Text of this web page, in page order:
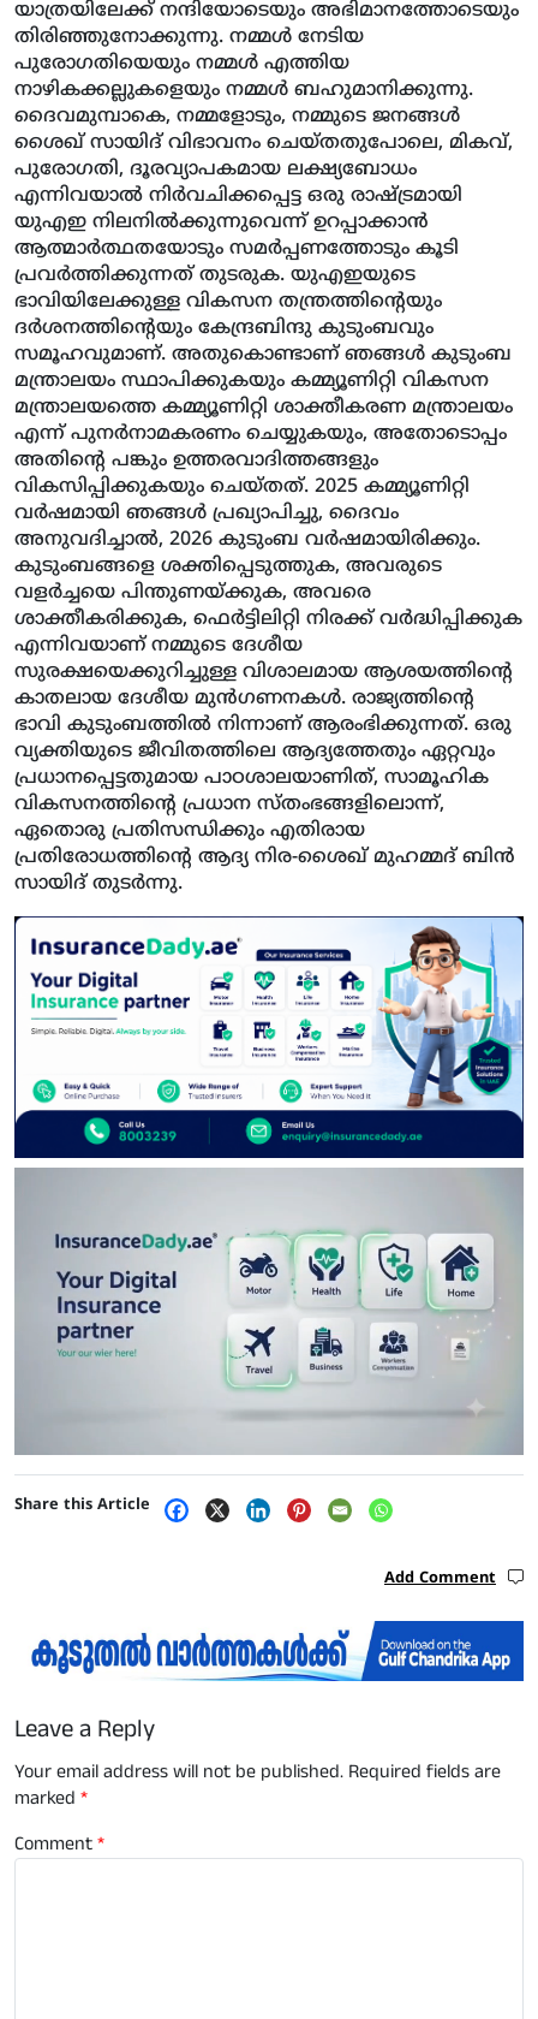
യാത്രയിലേക്ക് നന്ദിയോടെയും അഭിമാനത്തോടെയും
തിരിഞ്ഞുനോക്കുന്നു. നമ്മള്‍ നേടിയ
പുരോഗതിയെയും നമ്മള്‍ എത്തിയ
നാഴികക്കല്ലുകളെയും നമ്മള്‍ ബഹുമാനിക്കുന്നു.
ദൈവമുമ്പാകെ, നമ്മളോടും, നമ്മുടെ ജനങ്ങള്‍
ശൈഖ് സായിദ് വിഭാവനം ചെയ്തതുപോലെ, മികവ്,
പുരോഗതി, ദൂരവ്യാപകമായ ലക്ഷ്യബോധം
എന്നിവയാല്‍ നിര്‍വചിക്കപ്പെട്ട ഒരു രാഷ്ട്രമായി
യുഎഇ നിലനില്‍ക്കുന്നുവെന്ന് ഉറപ്പാക്കാന്‍
ആത്മാര്‍ത്ഥതയോടും സമര്‍പ്പണത്തോടും കൂടി
പ്രവര്‍ത്തിക്കുന്നത് തുടരുക. യുഎഇയുടെ
ഭാവിയിലേക്കുള്ള വികസന തന്ത്രത്തിന്റെയും
ദര്‍ശനത്തിന്റെയും കേന്ദ്രബിന്ദു കുടുംബവും
സമൂഹവുമാണ്. അതുകൊണ്ടാണ് ഞങ്ങള്‍ കുടുംബ
മന്ത്രാലയം സ്ഥാപിക്കുകയും കമ്മ്യൂണിറ്റി വികസന
മന്ത്രാലയത്തെ കമ്മ്യൂണിറ്റി ശാക്തീകരണ മന്ത്രാലയം
എന്ന് പുനര്‍നാമകരണം ചെയ്യുകയും, അതോടൊപ്പം
അതിന്റെ പങ്കും ഉത്തരവാദിത്തങ്ങളും
വികസിപ്പിക്കുകയും ചെയ്തത്. 2025 കമ്മ്യൂണിറ്റി
വര്‍ഷമായി ഞങ്ങള്‍ പ്രഖ്യാപിച്ചു, ദൈവം
അനുവദിച്ചാല്‍, 2026 കുടുംബ വര്‍ഷമായിരിക്കും.
കുടുംബങ്ങളെ ശക്തിപ്പെടുത്തുക, അവരുടെ
വളര്‍ച്ചയെ പിന്തുണയ്ക്കുക, അവരെ
ശാക്തീകരിക്കുക, ഫെര്‍ട്ടിലിറ്റി നിരക്ക് വര്‍ദ്ധിപ്പിക്കുക
എന്നിവയാണ് നമ്മുടെ ദേശീയ
സുരക്ഷയെക്കുറിച്ചുള്ള വിശാലമായ ആശയത്തിന്റെ
കാതലായ ദേശീയ മുന്‍ഗണനകള്‍. രാജ്യത്തിന്റെ
ഭാവി കുടുംബത്തില്‍ നിന്നാണ് ആരംഭിക്കുന്നത്. ഒരു
വ്യക്തിയുടെ ജീവിതത്തിലെ ആദ്യത്തേതും ഏറ്റവും
പ്രധാനപ്പെട്ടതുമായ പാഠശാലയാണിത്, സാമൂഹിക
വികസനത്തിന്റെ പ്രധാന സ്തംഭങ്ങളിലൊന്ന്,
ഏതൊരു പ്രതിസന്ധിക്കും എതിരായ
പ്രതിരോധത്തിന്റെ ആദ്യ നിര-ശൈഖ് മുഹമ്മദ് ബിന്‍
സായിദ് തുടര്‍ന്നു.
Share this Article
Add Comment
Leave a Reply
Your email address will not be published. Required fields are
marked *
Comment*